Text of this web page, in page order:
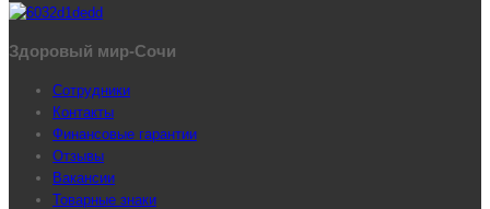
Здоровый мир-Сочи
Сотрудники
Контакты
Финансовые гарантии
Отзывы
Вакансии
Товарные знаки